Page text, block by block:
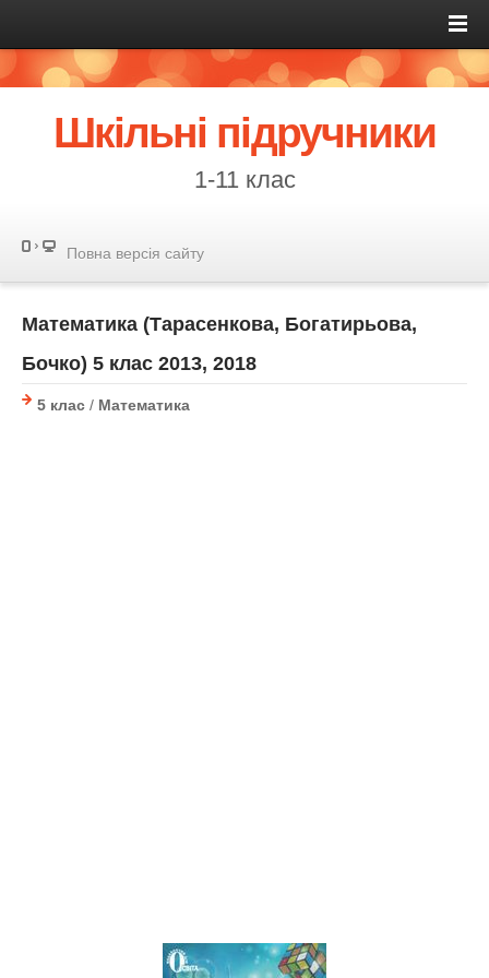
Шкільні підручники
1-11 клас
Повна версія сайту
Математика (Тарасенкова, Богатирьова,
Бочко) 5 клаc 2013, 2018
5 клас / Математика